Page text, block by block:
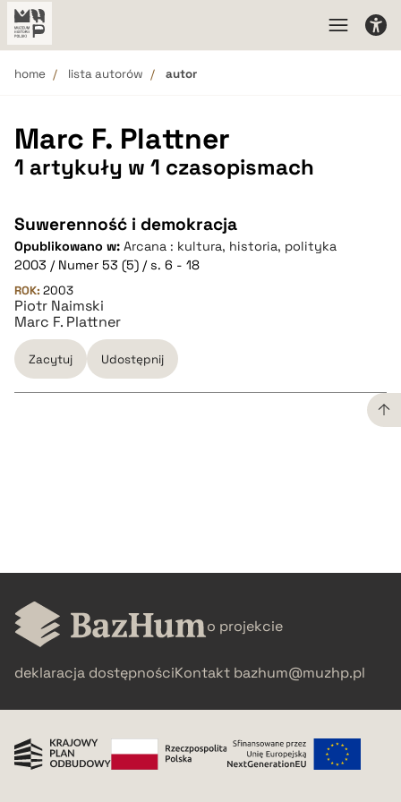
home lista autorów autor
Marc F. Plattner
1 artykuły w 1 czasopismach
Suwerenność i demokracja
Opublikowano w: Arcana : kultura, historia, polityka
2003 / Numer 53 (5) / s. 6 - 18
ROK: 2003
Piotr Naimski
Marc F. Plattner
Zacytuj Udostępnij
pobierz cytat
o projekcie
deklaracja dostępnościKontakt bazhum@muzhp.pl